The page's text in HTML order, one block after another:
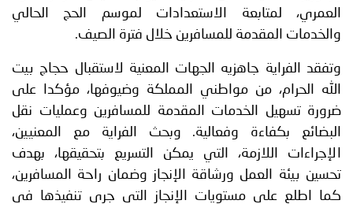
العمري، لمتابعة الاستعدادات لموسم الحج الحالي
والخدمات المقدمة للمسافرين خلال فترة الصيف.
وتفقد الفراية جاهزيه الجهات المعنية لاستقبال حجاج بيت
الله الحرام، من مواطني المملكة وضيوفها، مؤكدا على
ضرورة تسهيل الخدمات المقدمة للمسافرين وعمليات نقل
البضائع بكفاءة وفعالية. وبحث الفراية مع المعنيين،
الإجراءات اللازمة، التي يمكن التسريع بتحقيقها، بهدف
تحسين بيئة العمل ورشاقة الإنجاز وضمان راحة المسافرين،
كما اطلع على مستويات الإنجاز التي جرى تنفيذها في